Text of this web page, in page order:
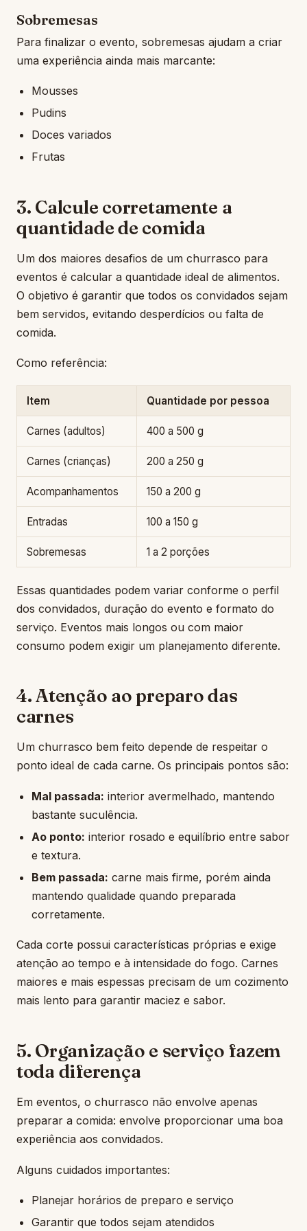
Sobremesas
Para finalizar o evento, sobremesas ajudam a criar
uma experiência ainda mais marcante:
Mousses
Pudins
Doces variados
Frutas
3. Calcule corretamente a
quantidade de comida
Um dos maiores desafios de um churrasco para
eventos é calcular a quantidade ideal de alimentos.
O objetivo é garantir que todos os convidados sejam
bem servidos, evitando desperdícios ou falta de
comida.
Como referência:
Item Quantidade por pessoa
Carnes (adultos) 400 a 500 g
Carnes (crianças) 200 a 250 g
Acompanhamentos 150 a 200 g
Entradas 100 a 150 g
Sobremesas 1 a 2 porções
Essas quantidades podem variar conforme o perfil
dos convidados, duração do evento e formato do
serviço. Eventos mais longos ou com maior
consumo podem exigir um planejamento diferente.
4. Atenção ao preparo das
carnes
Um churrasco bem feito depende de respeitar o
ponto ideal de cada carne. Os principais pontos são:
Mal passada: interior avermelhado, mantendo
bastante suculência.
Ao ponto: interior rosado e equilíbrio entre sabor
e textura.
Bem passada: carne mais firme, porém ainda
mantendo qualidade quando preparada
corretamente.
Cada corte possui características próprias e exige
atenção ao tempo e à intensidade do fogo. Carnes
maiores e mais espessas precisam de um cozimento
mais lento para garantir maciez e sabor.
5. Organização e serviço fazem
toda diferença
Em eventos, o churrasco não envolve apenas
preparar a comida: envolve proporcionar uma boa
experiência aos convidados.
Alguns cuidados importantes:
Planejar horários de preparo e serviço
Garantir que todos sejam atendidos